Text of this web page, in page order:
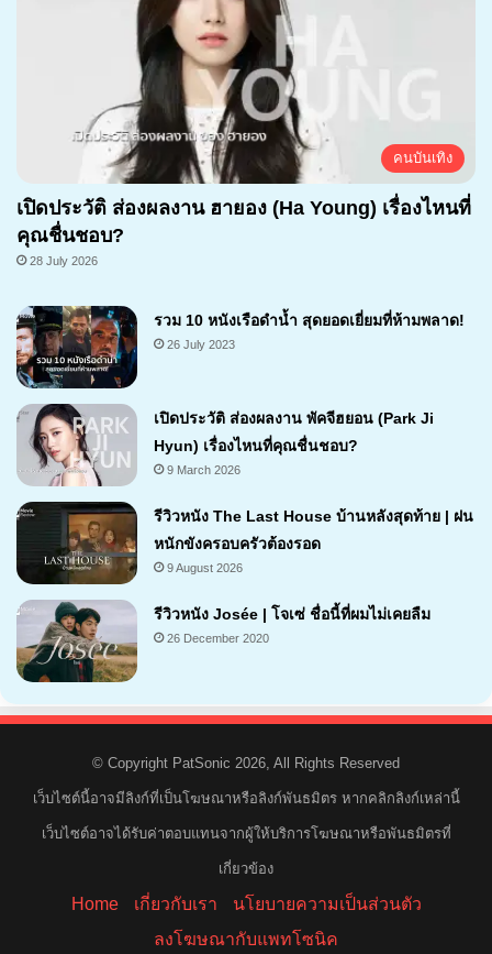
คนบันเทิง
เปิดประวัติ ส่องผลงาน ฮายอง (Ha Young) เรื่องไหนที่
คุณชื่นชอบ?
28 July 2026
รวม 10 หนังเรือดำน้ำ สุดยอดเยี่ยมที่ห้ามพลาด!
26 July 2023
เปิดประวัติ ส่องผลงาน พัคจีฮยอน (Park Ji
Hyun) เรื่องไหนที่คุณชื่นชอบ?
9 March 2026
รีวิวหนัง The Last House บ้านหลังสุดท้าย | ฝน
หนักขังครอบครัวต้องรอด
9 August 2026
7.2
รีวิวหนัง Josée | โจเซ่ ชื่อนี้ที่ผมไม่เคยลืม
26 December 2020
© Copyright PatSonic 2026, All Rights Reserved
เว็บไซต์นี้อาจมีลิงก์ที่เป็นโฆษณาหรือลิงก์พันธมิตร หากคลิกลิงก์เหล่านี้
เว็บไซต์อาจได้รับค่าตอบแทนจากผู้ให้บริการโฆษณาหรือพันธมิตรที่
เกี่ยวข้อง
Home เกี่ยวกับเรา
นโยบายความเป็นส่วนตัว
ลงโฆษณากับแพทโซนิค